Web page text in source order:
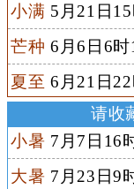
小满 5月21日
芒种 6月6日6
夏至 6月21日
请收
小暑 7月7日16
大暑 7月23日9